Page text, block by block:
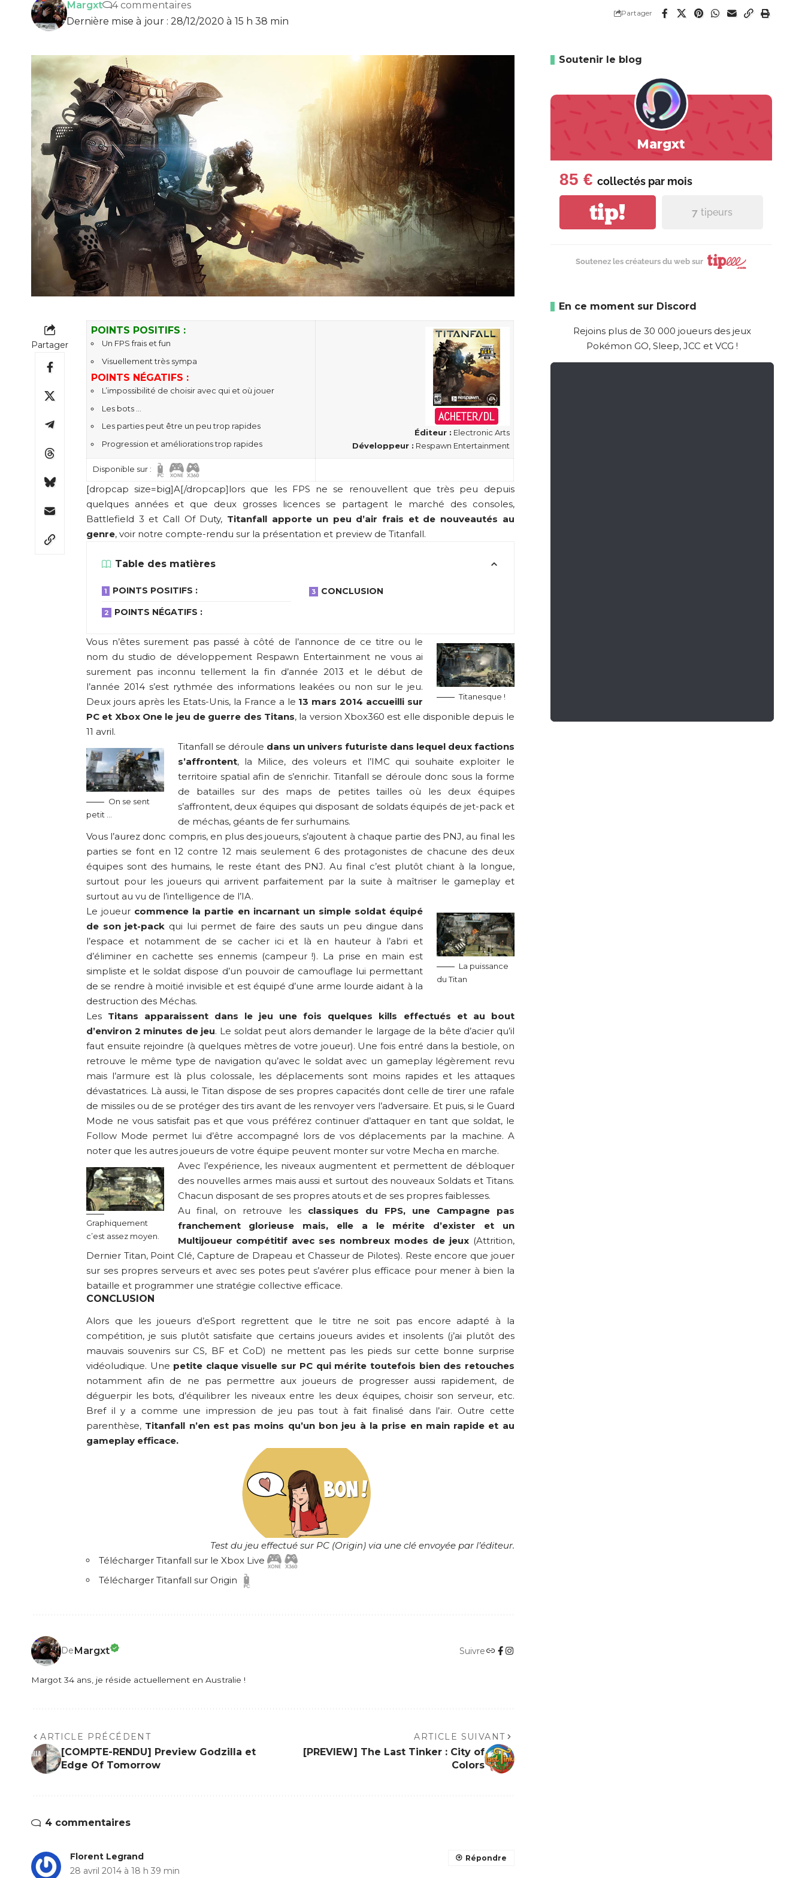
Dernière mise à jour : 28/12/2020 à 15 h 38 min
Margxt 4 commentaires
Partager
Partager
POINTS POSITIFS :
Un FPS frais et fun
Visuellement très sympa
POINTS NÉGATIFS :
L’impossibilité de choisir avec qui et où jouer
Les bots …
Les parties peut être un peu trop rapides
Progression et améliorations trop rapides
Éditeur : Electronic Arts
Développeur : Respawn Entertainment
Disponible sur :
[dropcap size=big]A[/dropcap]lors que les FPS ne se renouvellent que très peu depuis
quelques années et que deux grosses licences se partagent le marché des consoles,
Battlefield 3 et Call Of Duty, Titanfallapporte un peu d’air frais et de nouveautés au
genre, voir notre compte-rendu sur la présentation et preview de Titanfall.
Table des matières
POINTS POSITIFS :
POINTS NÉGATIFS :
CONCLUSION
Titanesque !
Vous n’êtes surement pas passé à côté de l’annonce de ce titre ou le
nom du studio de développement Respawn Entertainment ne vous ai
surement pas inconnu tellement la fin d’année 2013 et le début de
l’année 2014 s’est rythmée des informations leakées ou non sur le jeu.
Deux jours après les Etats-Unis, la France a le 13 mars 2014 accueilli sur
PC et Xbox One le jeu de guerre des Titans, la version Xbox360 est elle disponible depuis le
11 avril.
On se sent
petit …
Titanfall se déroule dans un univers futuriste dans lequel deux factions
s’affrontent, la Milice, des voleurs et l’IMC qui souhaite exploiter le
territoire spatial afin de s’enrichir. Titanfall se déroule donc sous la forme
de batailles sur des maps de petites tailles où les deux équipes
s’affrontent, deux équipes qui disposant de soldats équipés de jet-pack et
de méchas, géants de fer surhumains.
Vous l’aurez donc compris, en plus des joueurs, s’ajoutent à chaque partie des PNJ, au final les
parties se font en 12 contre 12 mais seulement 6 des protagonistes de chacune des deux
équipes sont des humains, le reste étant des PNJ. Au final c’est plutôt chiant à la longue,
surtout pour les joueurs qui arrivent parfaitement par la suite à maîtriser le gameplay et
surtout au vu de l’intelligence de l’IA.
La puissance
du Titan
Le joueur commence la partie en incarnant un simple soldat équipé
de son jet-pack qui lui permet de faire des sauts un peu dingue dans
l’espace et notamment de se cacher ici et là en hauteur à l’abri et
d’éliminer en cachette ses ennemis (campeur !). La prise en main est
simpliste et le soldat dispose d’un pouvoir de camouflage lui permettant
de se rendre à moitié invisible et est équipé d’une arme lourde aidant à la
destruction des Méchas.
Les Titans apparaissent dans le jeu une fois quelques kills effectués et au bout
d’environ 2 minutes de jeu. Le soldat peut alors demander le largage de la bête d’acier qu’il
faut ensuite rejoindre (à quelques mètres de votre joueur). Une fois entré dans la bestiole, on
retrouve le même type de navigation qu’avec le soldat avec un gameplay légèrement revu
mais l’armure est là plus colossale, les déplacements sont moins rapides et les attaques
dévastatrices. Là aussi, le Titan dispose de ses propres capacités dont celle de tirer une rafale
de missiles ou de se protéger des tirs avant de les renvoyer vers l’adversaire. Et puis, si le Guard
Mode ne vous satisfait pas et que vous préférez continuer d’attaquer en tant que soldat, le
Follow Mode permet lui d’être accompagné lors de vos déplacements par la machine. A
noter que les autres joueurs de votre équipe peuvent monter sur votre Mecha en marche.
Graphiquement
c’est assez moyen.
Avec l’expérience, les niveaux augmentent et permettent de débloquer
des nouvelles armes mais aussi et surtout des nouveaux Soldats et Titans.
Chacun disposant de ses propres atouts et de ses propres faiblesses.
Au final, on retrouve les classiques du FPS, une Campagne pas
franchement glorieuse mais, elle a le mérite d’exister et un
Multijoueur compétitif avec ses nombreux modes de jeux(Attrition,
Dernier Titan, Point Clé, Capture de Drapeau et Chasseur de Pilotes). Reste encore que jouer
sur ses propres serveurs et avec ses potes peut s’avérer plus efficace pour mener à bien la
bataille et programmer une stratégie collective efficace.
CONCLUSION
Alors que les joueurs d’eSport regrettent que le titre ne soit pas encore adapté à la
compétition, je suis plutôt satisfaite que certains joueurs avides et insolents (j’ai plutôt des
mauvais souvenirs sur CS, BF et CoD) ne mettent pas les pieds sur cette bonne surprise
vidéoludique. Une petite claque visuelle sur PC qui mérite toutefois bien des retouches
notamment afin de ne pas permettre aux joueurs de progresser aussi rapidement, de
déguerpir les bots, d’équilibrer les niveaux entre les deux équipes, choisir son serveur, etc.
Bref il y a comme une impression de jeu pas tout à fait finalisé dans l’air. Outre cette
parenthèse, Titanfall n’en est pas moins qu’un bon jeu à la prise en main rapide et au
gameplay efficace.
Test du jeu effectué sur PC (Origin) via une clé envoyée par l’éditeur.
Télécharger Titanfall sur le Xbox Live
Télécharger Titanfall sur Origin
DeMargxt Suivre
Margot 34 ans, je réside actuellement en Australie !
ARTICLE PRÉCÉDENT
[COMPTE-RENDU] Preview Godzilla et
Edge Of Tomorrow
ARTICLE SUIVANT
[PREVIEW] The Last Tinker : City of
Colors
4 commentaires
Florent Legrand
28 avril 2014 à 18 h 39 min
Répondre
Soutenir le blog
Margxt
85 € collectés par mois
tip! 7 tipeurs
Soutenez les créateurs du web sur
En ce moment sur Discord
Rejoins plus de 30 000 joueurs des jeux
Pokémon GO, Sleep, JCC et VCG !